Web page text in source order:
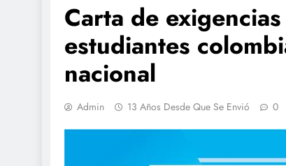
Carta de
estudiantes
nacional
Admin 13 Años Desde Que Se Envió 0